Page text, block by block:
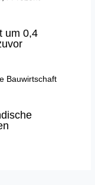
um 0,4